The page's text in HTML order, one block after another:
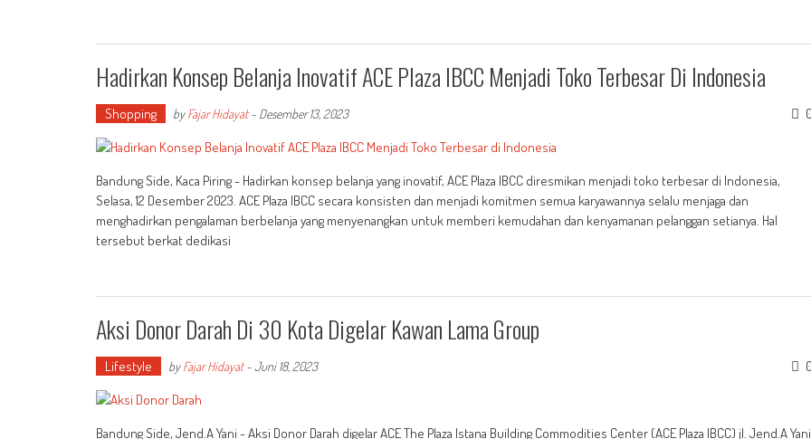
Hadirkan Konsep Belanja Inovatif ACE Plaza IBCC Menjadi Toko Terbesar Di Indonesia
Shopping byFajar Hidayat- Desember 13, 2023
Bandung Side, Kaca Piring - Hadirkan konsep belanja yang inovatif, ACE Plaza IBCC diresmikan menjadi toko terbesar di Indonesia,
Selasa, 12 Desember 2023. ACE Plaza IBCC secara konsisten dan menjadi komitmen semua karyawannya selalu menjaga dan
menghadirkan pengalaman berbelanja yang menyenangkan untuk memberi kemudahan dan kenyamanan pelanggan setianya. Hal
tersebut berkat dedikasi
Aksi Donor Darah Di 30 Kota Digelar Kawan Lama Group
Lifestyle byFajar Hidayat-Juni 18, 2023
Bandung Side, Jend.A Yani - Aksi Donor Darah digelar ACE The Plaza Istana Building Commodities Center (ACE Plaza IBCC) jl. Jend.A Yani